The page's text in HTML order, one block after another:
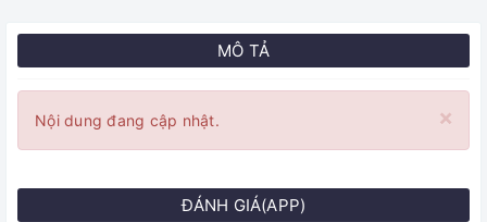
MÔ TẢ
×
Nội dung đang cập nhật.
ĐÁNH GIÁ(APP)